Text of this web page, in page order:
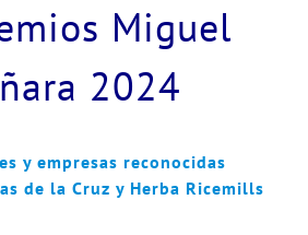
Miguel
2024
y empresas reconocidas
de la Cruz y Herba Ricemills